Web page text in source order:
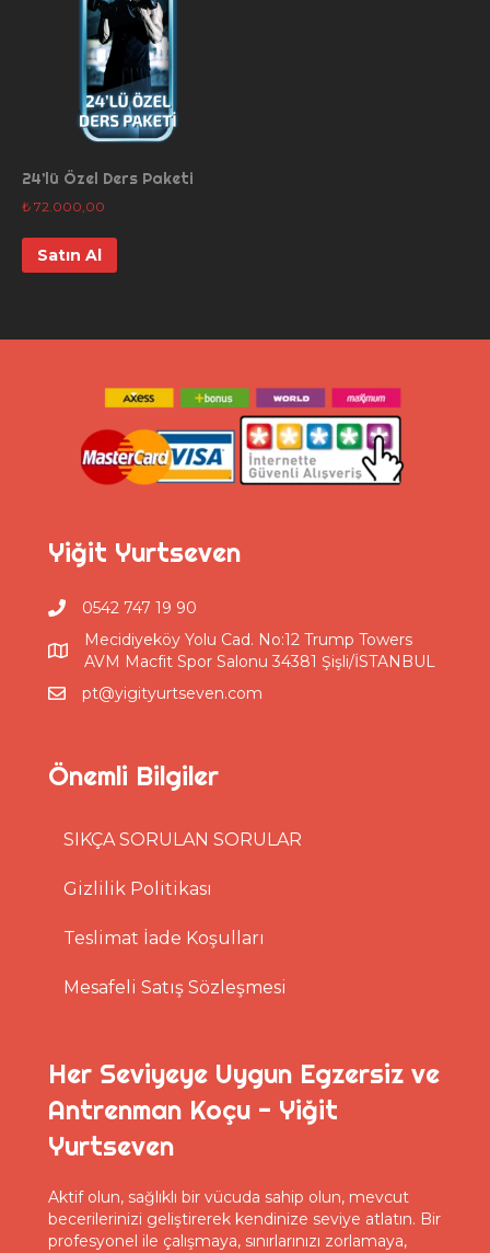
24’lü Özel Ders Paketi
₺ 72.000,00
Satın Al
Yiğit Yurtseven
0542 747 19 90
Mecidiyeköy Yolu Cad. No:12 Trump Towers
AVM Macfit Spor Salonu 34381 Şişli/İSTANBUL
pt@yigityurtseven.com
Önemli Bilgiler
SIKÇA SORULAN SORULAR
Gizlilik Politikası
Teslimat İade Koşulları
Mesafeli Satış Sözleşmesi
Her Seviyeye Uygun Egzersiz ve
Antrenman Koçu - Yiğit
Yurtseven
Aktif olun, sağlıklı bir vücuda sahip olun, mevcut
becerilerinizi geliştirerek kendinize seviye atlatın. Bir
profesyonel ile çalışmaya, sınırlarınızı zorlamaya,